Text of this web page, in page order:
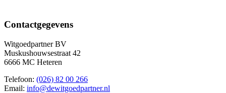
Contactgegevens
Witgoedpartner BV
Muskushouwsestraat 42
6666 MC Heteren
Telefoon: (026) 82 00 266
Email: info@dewitgoedpartner.nl